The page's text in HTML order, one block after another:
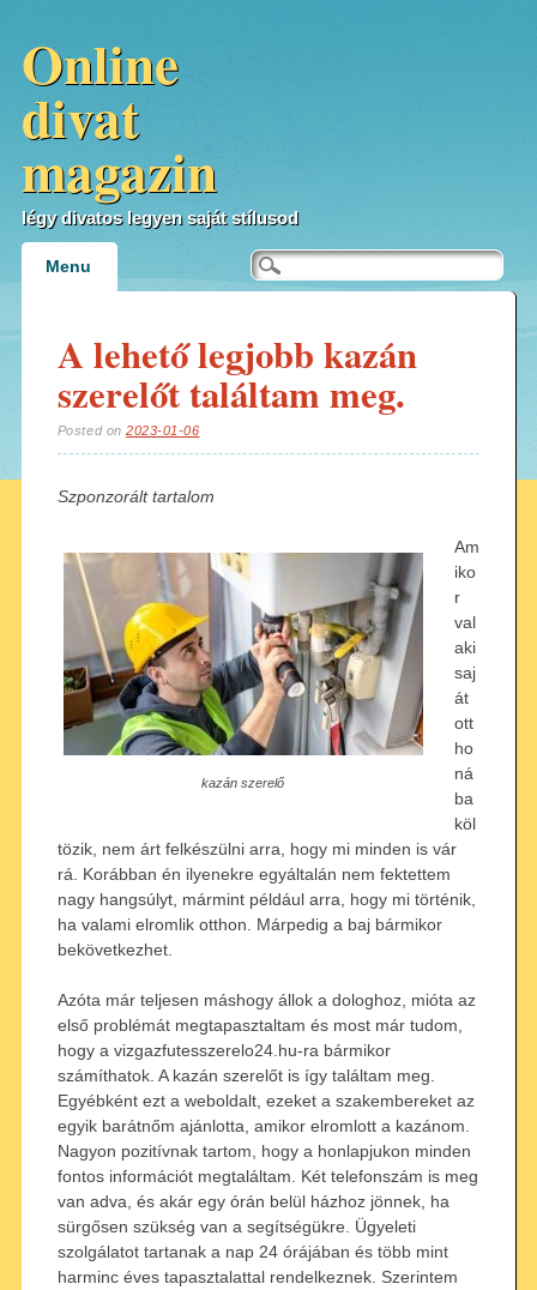
Online
divat
magazin
légy divatos legyen saját stílusod
Main menu
Menu
A lehető legjobb kazán
szerelőt találtam meg.
Posted on2023-01-06
Szponzorált tartalom
kazán szerelő
Am
iko
r
val
aki
saj
át
ott
ho
ná
ba
köl
tözik, nem árt felkészülni arra, hogy mi minden is vár
rá. Korábban én ilyenekre egyáltalán nem fektettem
nagy hangsúlyt, mármint például arra, hogy mi történik,
ha valami elromlik otthon. Márpedig a baj bármikor
bekövetkezhet.
Azóta már teljesen máshogy állok a dologhoz, mióta az
első problémát megtapasztaltam és most már tudom,
hogy a vizgazfutesszerelo24.hu-ra bármikor
számíthatok. A kazán szerelőt is így találtam meg.
Egyébként ezt a weboldalt, ezeket a szakembereket az
egyik barátnőm ajánlotta, amikor elromlott a kazánom.
Nagyon pozitívnak tartom, hogy a honlapjukon minden
fontos információt megtaláltam. Két telefonszám is meg
van adva, és akár egy órán belül házhoz jönnek, ha
sürgősen szükség van a segítségükre. Ügyeleti
szolgálatot tartanak a nap 24 órájában és több mint
harminc éves tapasztalattal rendelkeznek. Szerintem